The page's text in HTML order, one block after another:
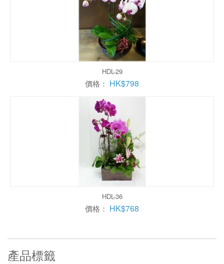
HDL-29
價格： HK$798
HDL-36
價格： HK$768
產品標籤